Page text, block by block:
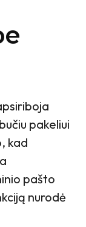
pakeliui
kad
pašto
nurodė